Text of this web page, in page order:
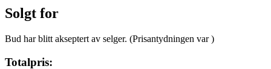
Solgt for
Bud har blitt akseptert av selger. (Prisantydningen var)
Totalpris: